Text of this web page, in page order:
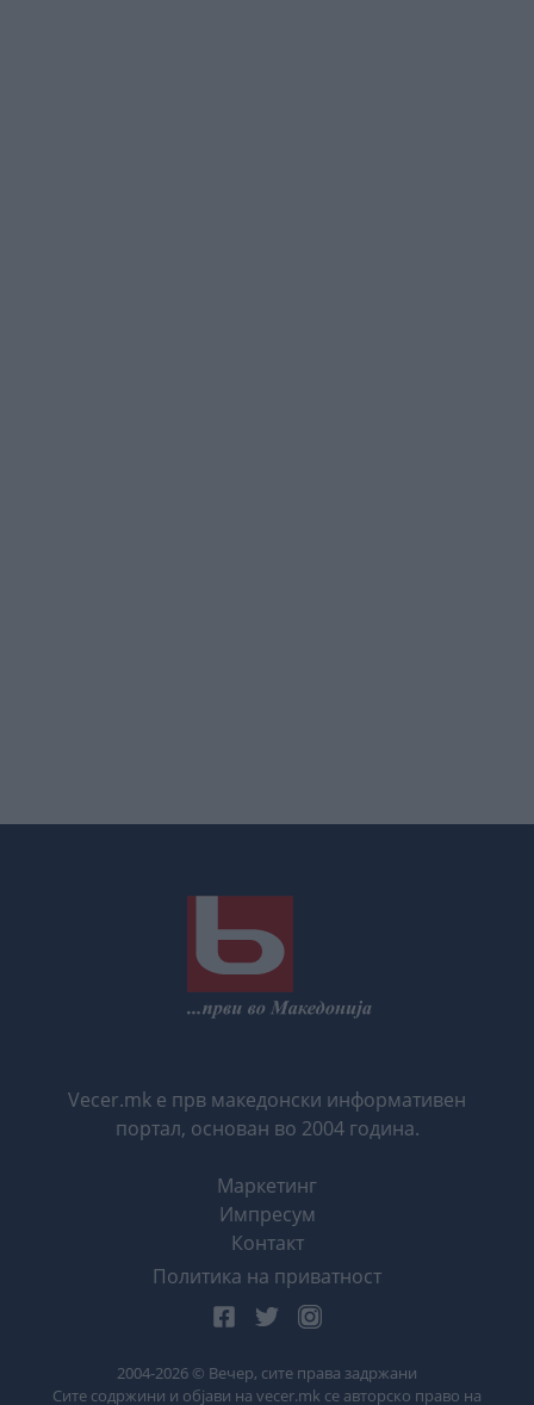
Vecer.mk е прв македонски информативен
портал, основан во 2004 година.
Маркетинг
Импресум
Контакт
Политика на приватност
2004-2026 © Вечер, сите права задржани
Сите содржини и објави на vecer.mk се авторско право на